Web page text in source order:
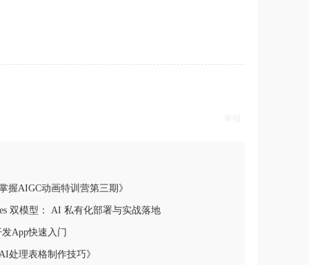
握AIGC动画特训营第三期》
双模型： AI 私有化部署与实战落地
App快速入门
处理表格制作技巧》